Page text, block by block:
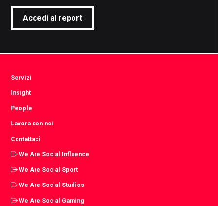
Accedi al report
Servizi
Insight
People
Lavora con noi
Contattaci
We Are Social Influence
We Are Social Sport
We Are Social Studios
We Are Social Gaming